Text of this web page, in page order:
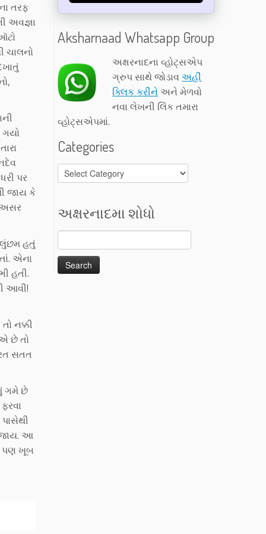
તરફ
અવજ્ઞા
ચાલનો
ગયો
પર
જાય કે
અસર
હતું
એના
હતી.
આવી!
નક્કી
છે તો
સતત
ગમે છે
જાય. આ
પણ ખૂબ
Aksharnaad Whatsapp Group
અક્ષરનાદના વ્હોટ્સએપ
ગ્રુપ સાથે જોડાવઅહીં
ક્લિક કરીને અને મેળવો
નવા લેખની લિંક તમારા
વ્હોટ્સએપમાં.
Categories
Categories
અક્ષરનાદમા શોધો